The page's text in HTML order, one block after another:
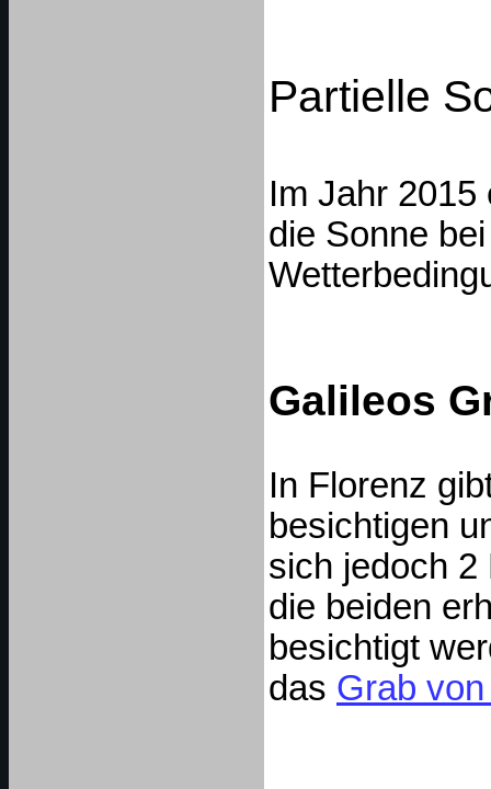
Partielle
Im Jahr
die Sonne
Galileos
In Florenz
besichtigen
sich jedoch 2
die beiden
besichtigt
das Grab